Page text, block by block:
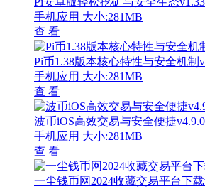
手机应用 大小:281MB
查 看
Pi币1.38版本核心特性与安全机制
手机应用 大小:281MB
查 看
波币iOS高效交易与安全便捷v4.9.0
手机应用 大小:281MB
查 看
一尘钱币网2024收藏交易平台下